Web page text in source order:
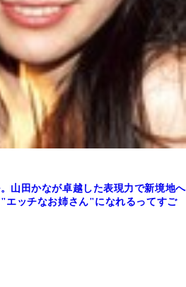
山田かなが卓越した表現力で新境地へ
"エッチなお姉さん"になれるってすご